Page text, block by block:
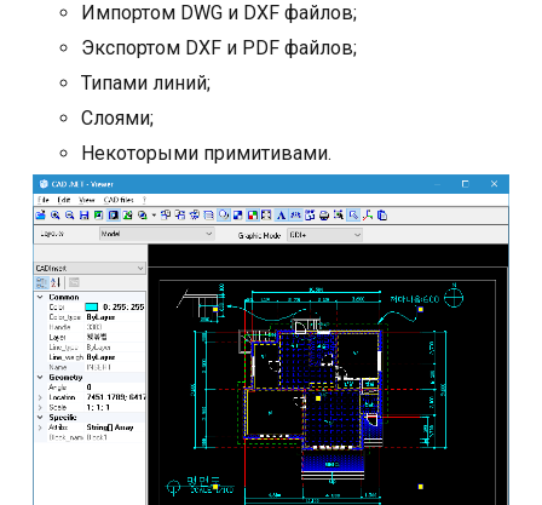
Импортом DWG и DXF файлов;
Экспортом DXF и PDF файлов;
Типами линий;
Слоями;
Некоторыми примитивами.